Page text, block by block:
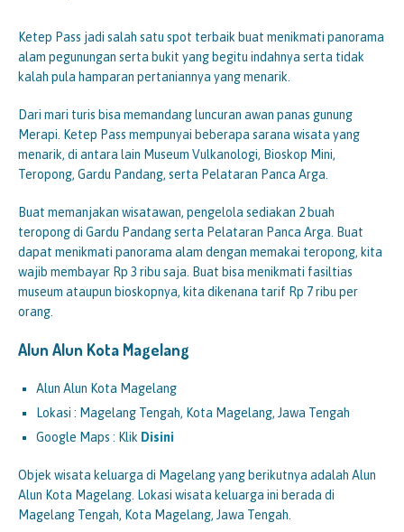
Ketep Pass jadi salah satu spot terbaik buat menikmati panorama
alam pegunungan serta bukit yang begitu indahnya serta tidak
kalah pula hamparan pertaniannya yang menarik.
Dari mari turis bisa memandang luncuran awan panas gunung
Merapi. Ketep Pass mempunyai beberapa sarana wisata yang
menarik, di antara lain Museum Vulkanologi, Bioskop Mini,
Teropong, Gardu Pandang, serta Pelataran Panca Arga.
Buat memanjakan wisatawan, pengelola sediakan 2 buah
teropong di Gardu Pandang serta Pelataran Panca Arga. Buat
dapat menikmati panorama alam dengan memakai teropong, kita
wajib membayar Rp 3 ribu saja. Buat bisa menikmati fasiltias
museum ataupun bioskopnya, kita dikenana tarif Rp 7 ribu per
orang.
Alun Alun Kota Magelang
Alun Alun Kota Magelang
Lokasi : Magelang Tengah, Kota Magelang, Jawa Tengah
Google Maps : Klik Disini
Objek wisata keluarga di Magelang yang berikutnya adalah Alun
Alun Kota Magelang. Lokasi wisata keluarga ini berada di
Magelang Tengah, Kota Magelang, Jawa Tengah.